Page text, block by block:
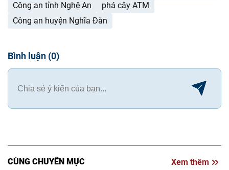
Công an tỉnh Nghệ An
phá cây ATM
Công an huyện Nghĩa Đàn
Bình luận (0)
CÙNG CHUYÊN MỤC Xem thêm